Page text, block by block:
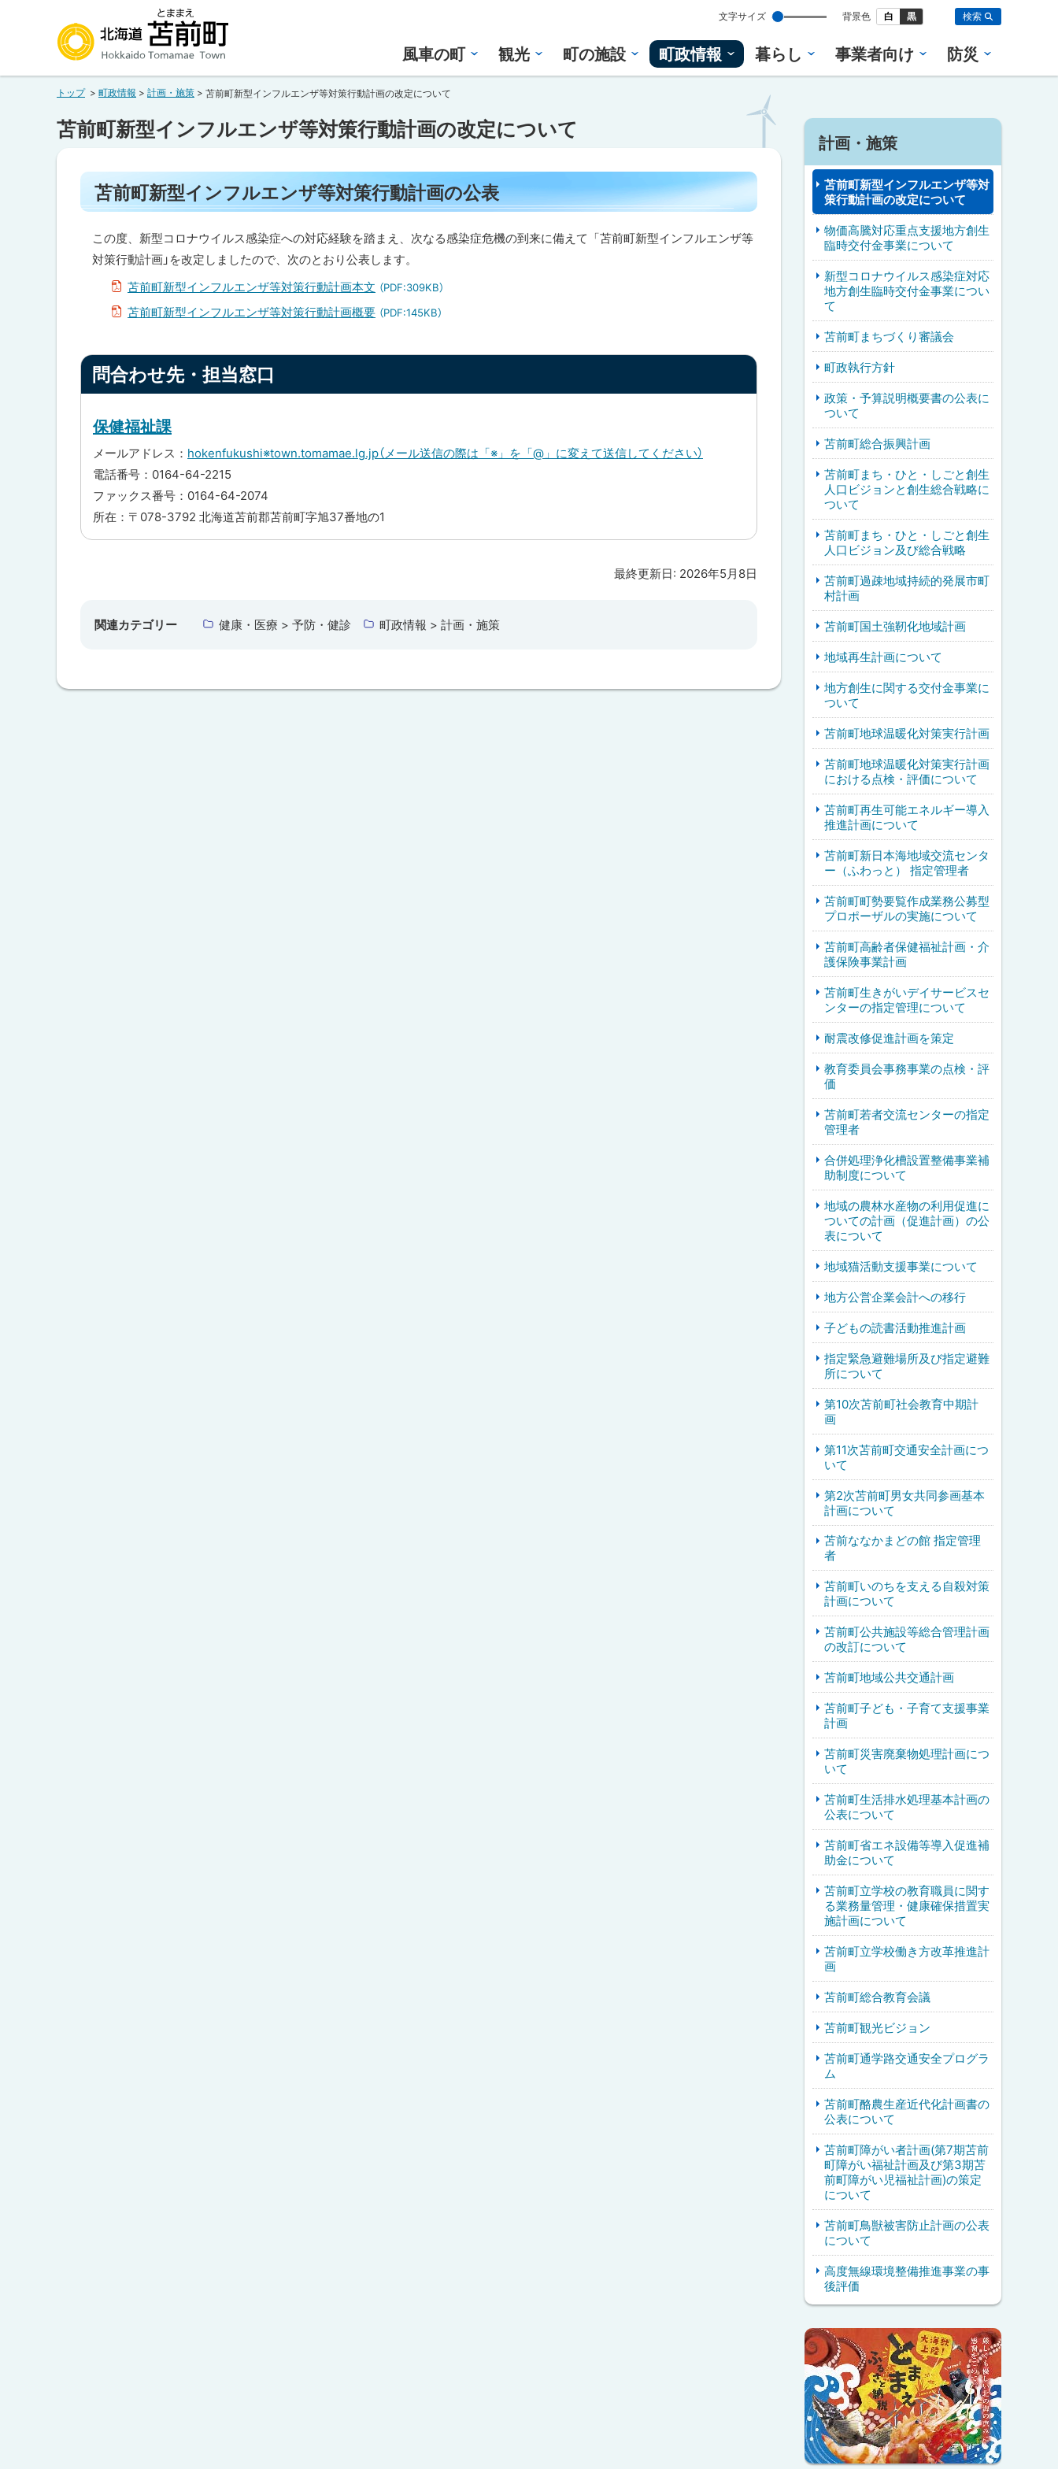
メ
北海道苫前町
Hokkaido Tomamae Town
設
定
文字サイズ 背景色 白 黒 検索
風車の町 観光 町の施設 町政情報 暮らし 事業者向け 防災
トップ 町政情報 計画・施策 苫前町新型インフルエンザ等対策行動計画の改定について
苫前町新型インフルエンザ等対策行動計画の改定について
ペ
ジ
目
次
ン
ル
ザ
対
策
計
の
合
担
苫前町新型インフルエンザ等対策行動計画の公表
この度、新型コロナウイルス感染症への対応経験を踏まえ、次なる感染症危機の到来に備えて「苫前町新型インフルエンザ等
対策行動計画」を改定しましたので、次のとおり公表します。
苫前町新型インフルエンザ等対策行動計画本文 （PDF:309KB）
苫前町新型インフルエンザ等対策行動計画概要 （PDF:145KB）
ト
ッ
に
る
問合わせ先・担当窓口
保健福祉課
メールアドレス： hokenfukushi※town.tomamae.lg.jp（メール送信の際は「※」を「@」に変えて送信してください）
電話番号：0164-64-2215
ファックス番号：0164-64-2074
所在：〒078-3792 北海道苫前郡苫前町字旭37番地の1
プ
最終更新日: 2026年5月8日
関連カテゴリー 健康・医療 > 予防・健診 町政情報 > 計画・施策
計画・施策
苫前町新型インフルエンザ等対
策行動計画の改定について
物価高騰対応重点支援地方創生
臨時交付金事業について
新型コロナウイルス感染症対応
地方創生臨時交付金事業につい
て
苫前町まちづくり審議会
町政執行方針
政策・予算説明概要書の公表に
ついて
苫前町総合振興計画
苫前町まち・ひと・しごと創生
人口ビジョンと創生総合戦略に
ついて
苫前町まち・ひと・しごと創生
人口ビジョン及び総合戦略
苫前町過疎地域持続的発展市町
村計画
苫前町国土強靭化地域計画
地域再生計画について
地方創生に関する交付金事業に
ついて
苫前町地球温暖化対策実行計画
苫前町地球温暖化対策実行計画
における点検・評価について
苫前町再生可能エネルギー導入
推進計画について
苫前町新日本海地域交流センタ
ー（ふわっと） 指定管理者
苫前町町勢要覧作成業務公募型
プロポーザルの実施について
苫前町高齢者保健福祉計画・介
護保険事業計画
苫前町生きがいデイサービスセ
ンターの指定管理について
耐震改修促進計画を策定
教育委員会事務事業の点検・評
価
苫前町若者交流センターの指定
管理者
合併処理浄化槽設置整備事業補
助制度について
地域の農林水産物の利用促進に
ついての計画（促進計画）の公
表について
地域猫活動支援事業について
地方公営企業会計への移行
子どもの読書活動推進計画
指定緊急避難場所及び指定避難
所について
第10次苫前町社会教育中期計
画
第11次苫前町交通安全計画につ
いて
第2次苫前町男女共同参画基本
計画について
苫前ななかまどの館 指定管理
者
苫前町いのちを支える自殺対策
計画について
苫前町公共施設等総合管理計画
の改訂について
苫前町地域公共交通計画
苫前町子ども・子育て支援事業
計画
苫前町災害廃棄物処理計画につ
いて
苫前町生活排水処理基本計画の
公表について
苫前町省エネ設備等導入促進補
助金について
苫前町立学校の教育職員に関す
る業務量管理・健康確保措置実
施計画について
苫前町立学校働き方改革推進計
画
苫前町総合教育会議
苫前町観光ビジョン
苫前町通学路交通安全プログラ
ム
苫前町酪農生産近代化計画書の
公表について
苫前町障がい者計画(第7期苫前
町障がい福祉計画及び第3期苫
前町障がい児福祉計画)の策定
について
苫前町鳥獣被害防止計画の公表
について
高度無線環境整備推進事業の事
後評価
サ
イ
ド
・
メ
ピ
ッ
ク
ア
ッ
プ
戻